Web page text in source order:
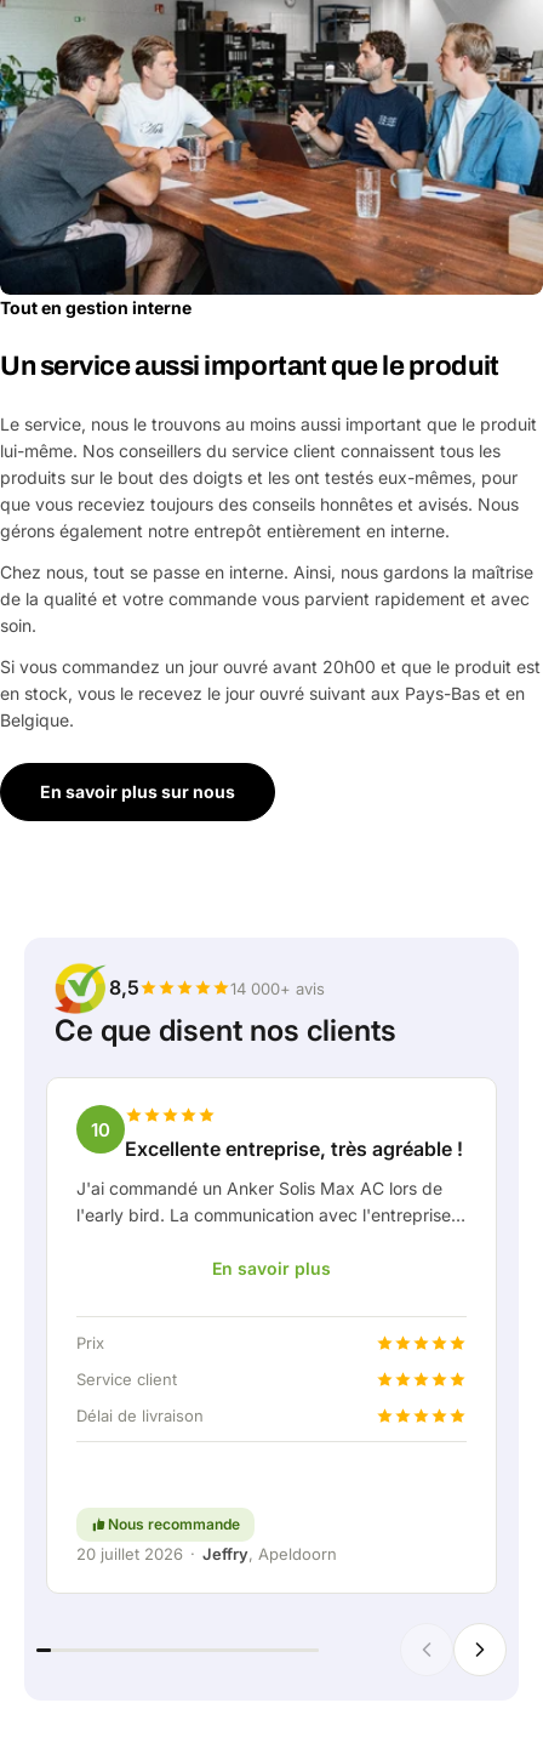
Tout en gestion interne
Un service aussi important que le produit
Le service, nous le trouvons au moins aussi important que le produit
lui-même. Nos conseillers du service client connaissent tous les
produits sur le bout des doigts et les ont testés eux-mêmes, pour
que vous receviez toujours des conseils honnêtes et avisés. Nous
gérons également notre entrepôt entièrement en interne.
Chez nous, tout se passe en interne. Ainsi, nous gardons la maîtrise
de la qualité et votre commande vous parvient rapidement et avec
soin.
Si vous commandez un jour ouvré avant 20h00 et que le produit est
en stock, vous le recevez le jour ouvré suivant aux Pays-Bas et en
Belgique.
En savoir plus sur nous
8,5 14 000+ avis
Ce que disent nos clients
10
Excellente entreprise, très agréable !
J'ai commandé un Anker Solis Max AC lors de
l'early bird. La communication avec l'entreprise,
en tant que client. Rico m'a tenu bien informé de
partagée. Après avoir convenu de la livraison, on
m'a même proposé gratuitement une connexion
fixe pour pouvoir raccorder la batterie
super, évidemment. En bref : une entreprise très
En savoir plus
Prix
Service client
Délai de livraison
Nous recommande
20 juillet 2026 · Jeffry, Apeldoorn